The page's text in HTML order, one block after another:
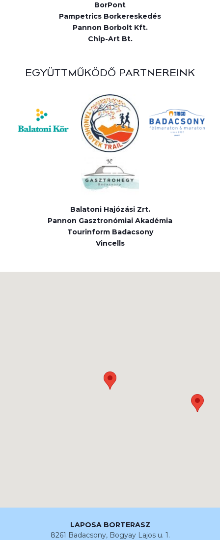
BorPont
Pampetrics Borkereskedés
Pannon Borbolt Kft.
Chip-Art Bt.
EGYÜTTMŰKÖDŐ PARTNEREINK
Balatoni Hajózási Zrt.
Pannon Gasztronómiai Akadémia
Tourinform Badacsony
Vincells
LAPOSA BORTERASZ
8261 Badacsony, Bogyay Lajos u. 1.